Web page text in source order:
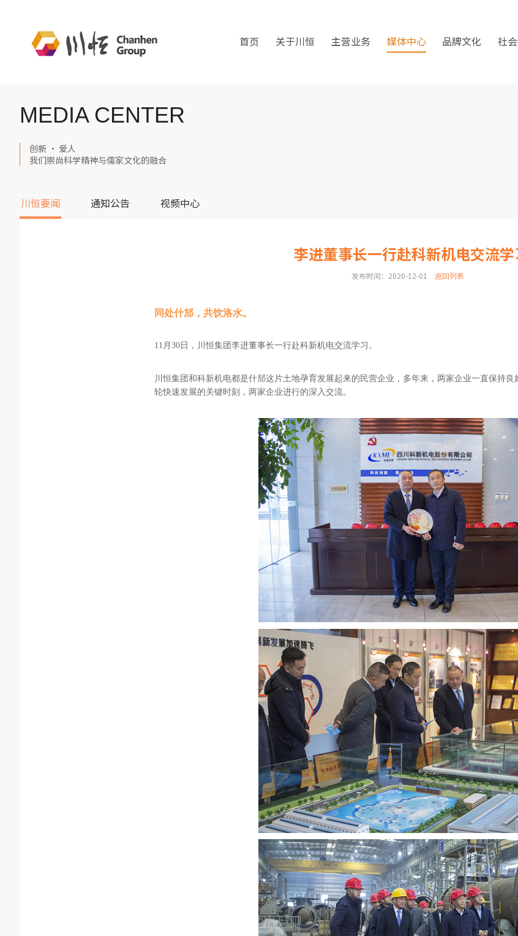
首页 关于川恒 主营业务 媒体中心 品牌文化 社
MEDIA CENTER
创新 · 爱人
我们崇尚科学精神与儒家文化的融合
川恒要闻 通知公告 视频中心
李进董事长一行赴科新机电交流学
发布时间：2020-12-01 返回列表
同处什邡，共饮洛水。
11月30日，川恒集团李进董事长一行赴科新机电交流学习。
川恒集团和科新机电都是什邡这片土地孕育发展起来的民营企业，多年来，两家企业一直保持
轮快速发展的关键时刻，两家企业进行的深入交流。